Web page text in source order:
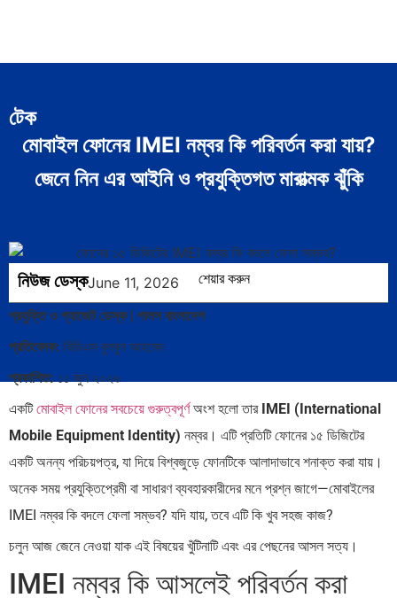
টেক
মোবাইল ফোনের IMEI নম্বর কি পরিবর্তন করা যায়?
জেনে নিন এর আইনি ও প্রযুক্তিগত মারাত্মক ঝুঁকি
নিউজ ডেস্কJune 11, 2026 শেয়ার করুন
প্রযুক্তি ও গ্যাজেট ডেস্ক | পালস বাংলাদেশ
প্রতিবেদক: বিডিএস বুলবুল আহমেদ
প্রকাশিত:১১ জুন ২০২৬
একটিমোবাইল ফোনের সবচেয়ে গুরুত্বপূর্ণঅংশ হলো তার IMEI (International
Mobile Equipment Identity) নম্বর। এটি প্রতিটি ফোনের ১৫ ডিজিটের
একটি অনন্য পরিচয়পত্র, যা দিয়ে বিশ্বজুড়ে ফোনটিকে আলাদাভাবে শনাক্ত করা যায়।
অনেক সময় প্রযুক্তিপ্রেমী বা সাধারণ ব্যবহারকারীদের মনে প্রশ্ন জাগে—মোবাইলের
IMEI নম্বর কি বদলে ফেলা সম্ভব? যদি যায়, তবে এটি কি খুব সহজ কাজ?
চলুন আজ জেনে নেওয়া যাক এই বিষয়ের খুঁটিনাটি এবং এর পেছনের আসল সত্য।
IMEI নম্বর কি আসলেই পরিবর্তন করা